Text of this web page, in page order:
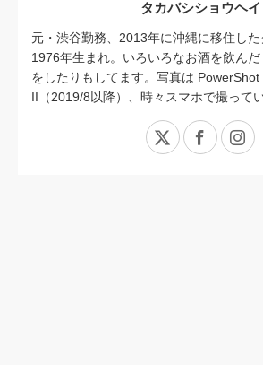
タカバシショウヘイ
元・渋谷勤務、2013年に沖縄に移住した
1976年生まれ。いろいろなお酒を飲んだ
をしたりもしてます。写真は
II（2019/8以降）、時々スマホで撮ってい
X